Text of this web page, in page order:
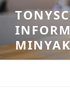
Skip
to
content